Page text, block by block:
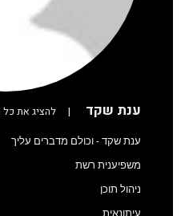
ענת שקד | להציג את
ענת שקד - וכולם מדברים עליך
משפיענית רשת
ניהול תוכן
עיתונאית